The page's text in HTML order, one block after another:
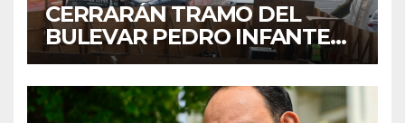
CERRARÁN TRAMO DEL
BULEVAR PEDRO INFANTE
PARA ACELERAR OBRAS
ANTES DEL REGRESO A
CLASES